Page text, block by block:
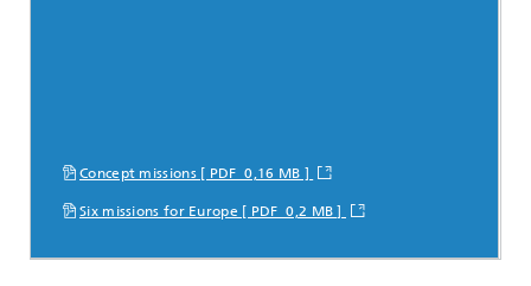
Concept missions [ PDF 0,16 MB ]
Six missions for Europe [ PDF 0,2 MB ]